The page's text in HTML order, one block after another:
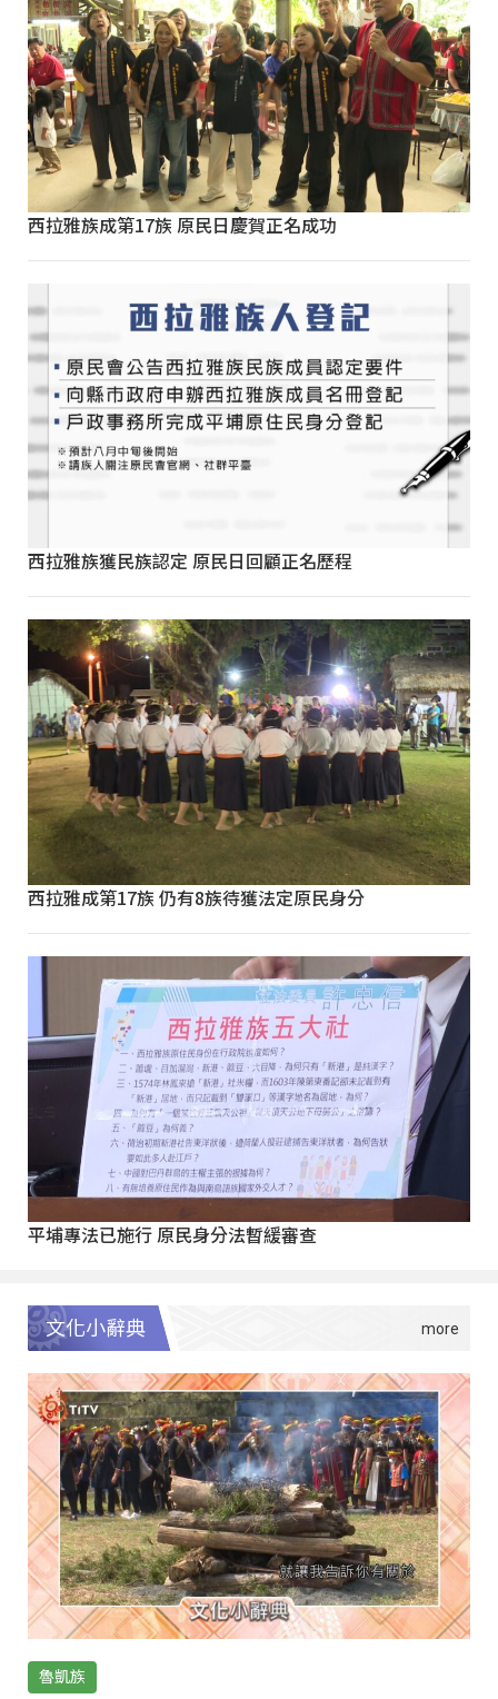
西拉雅族成第17族 原民日慶賀正名成功
西拉雅族獲民族認定 原民日回顧正名歷程
西拉雅成第17族 仍有8族待獲法定原民身分
平埔專法已施行 原民身分法暫緩審查
文化小辭典
魯凱族